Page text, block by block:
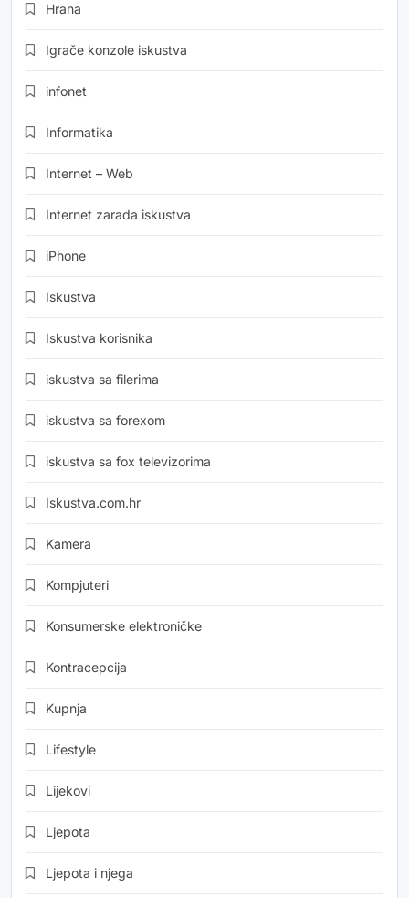
Hrana
Igrače konzole iskustva
infonet
Informatika
Internet – Web
Internet zarada iskustva
iPhone
Iskustva
Iskustva korisnika
iskustva sa filerima
iskustva sa forexom
iskustva sa fox televizorima
Iskustva.com.hr
Kamera
Kompjuteri
Konsumerske elektroničke
Kontracepcija
Kupnja
Lifestyle
Lijekovi
Ljepota
Ljepota i njega